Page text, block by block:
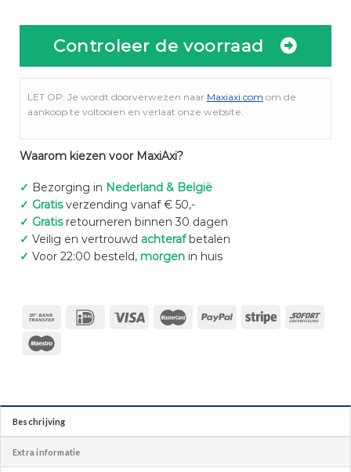
Controleer de voorraad
LET OP: Je wordt doorverwezen naar Maxiaxi.com om de
aankoop te voltooien en verlaat onze website.
Waarom kiezen voor MaxiAxi?
✓ Bezorging in Nederland & België
✓ Gratisverzending vanaf € 50,-
✓ Gratisretourneren binnen 30 dagen
✓ Veilig en vertrouwd achterafbetalen
✓ Voor 22:00 besteld, morgenin huis
Beschrijving
Extra informatie